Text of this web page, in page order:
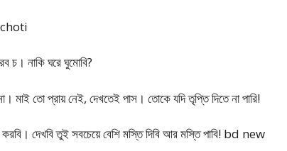
choti
চ। নাকি ঘরে ঘুমোবি?
মাই তো প্রায় নেই, দেখতেই পাস। তোকে যদি তৃপ্তি দিতে না পারি!
করবি। দেখবি তুই সবচেয়ে বেশি মস্তি দিবি আর মস্তি পাবি! bd new